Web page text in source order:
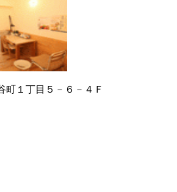
町１丁目５－６－４Ｆ